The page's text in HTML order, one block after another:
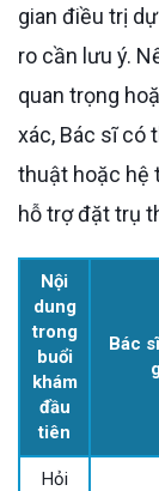
gian điều trị
ro cần lưu ý.
quan trọng
xác, Bác sĩ có
thuật hoặc hệ
hỗ trợ đặt trụ
Nội
dung
trong
buổi
khám
đầu
tiên
Bác
Hỏi